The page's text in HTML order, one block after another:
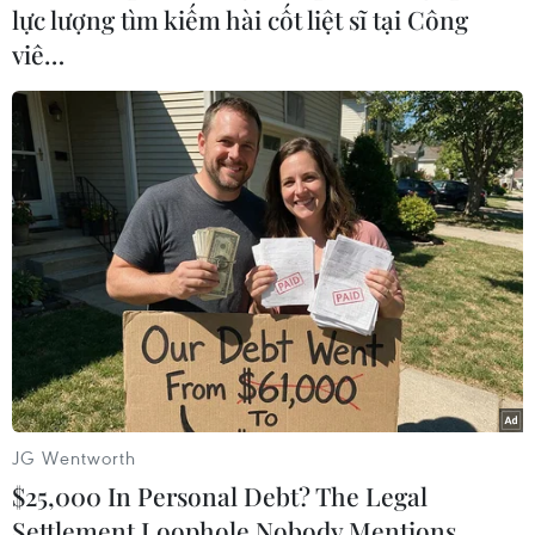
nhiều nước châu Phi khác./.
(TTXVN/Vietnam+)
lực lượng tìm kiếm hài cốt liệt sĩ tại Công
viê…
JG Wentworth
$25,000 In Personal Debt? The Legal